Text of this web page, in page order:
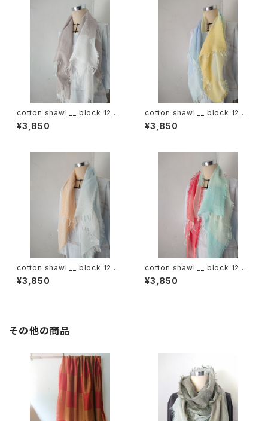
cotton shawl __ block 120
白木蓮w
¥3,850
cotton shawl __ block 120
天泣w
¥3,850
cotton shawl __ block 120
朝朗w
¥3,850
cotton shawl __ block 120
春曙w
¥3,850
その他の商品